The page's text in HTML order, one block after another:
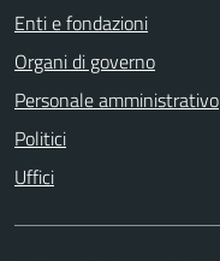
Enti e fondazioni
Organi di governo
Personale amministrativo
Politici
Uffici